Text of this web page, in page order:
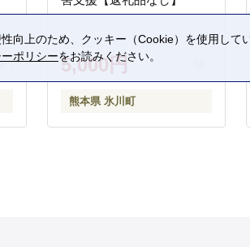
5,000円
熊本県 氷川町
向上のため、クッキー（Cookie）を使用し
ポリシーをお読みください。